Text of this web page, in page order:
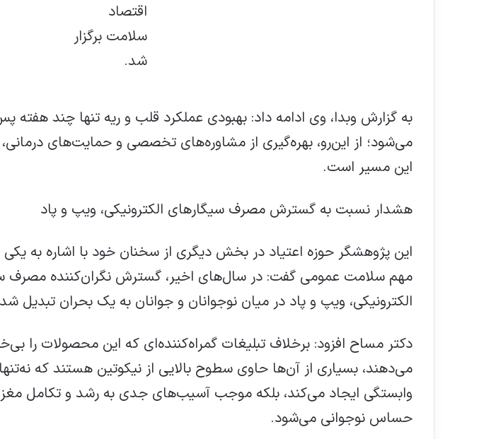
به گزارش وبدا، وی ادامه داد: بهبودی عملکرد قلب و ریه تنها چند هفته
می‌شود؛ از این‌رو، بهره‌گیری از مشاوره‌های تخصصی و حمایت‌های
این مسیر است.
هشدار نسبت به گسترش مصرف سیگارهای الکترونیکی، ویپ و پاد
این پژوهشگر حوزه اعتیاد در بخش دیگری از سخنان خود با اشاره به
مهم سلامت عمومی گفت: در سال‌های اخیر، گسترش نگران‌کننده مصرف
الکترونیکی، ویپ و پاد در میان نوجوانان و جوانان به یک بحران تبدیل
دکتر مساح افزود: برخلاف تبلیغات گمراه‌کننده‌ای که این محصولات را
می‌دهند، بسیاری از آن‌ها حاوی سطوح بالایی از نیکوتین هستند که
وابستگی ایجاد می‌کند، بلکه موجب آسیب‌های جدی به رشد و تکامل مغز
حساس نوجوانی می‌شود.